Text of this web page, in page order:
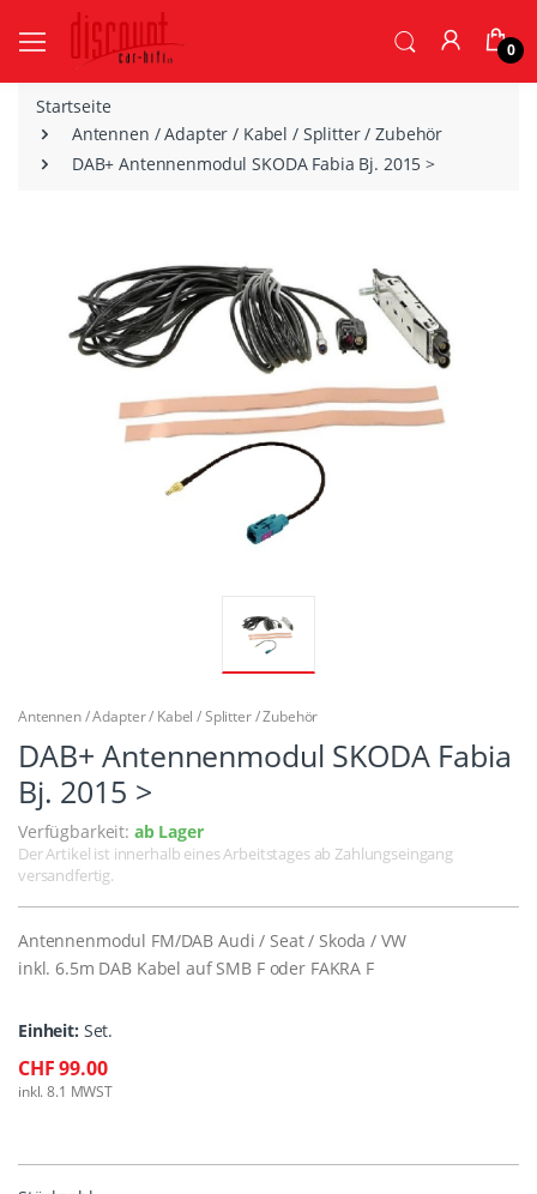
0
Startseite
Antennen / Adapter / Kabel / Splitter / Zubehör
DAB+ Antennenmodul SKODA Fabia Bj. 2015 >
Antennen / Adapter / Kabel / Splitter / Zubehör
DAB+ Antennenmodul SKODA Fabia
Bj. 2015 >
Verfügbarkeit: ab Lager
Der Artikel ist innerhalb eines Arbeitstages ab Zahlungseingang
versandfertig.
Antennenmodul FM/DAB Audi / Seat / Skoda / VW
inkl. 6.5m DAB Kabel auf SMB F oder FAKRA F
Einheit: Set.
CHF 99.00
inkl. 8.1 MWST